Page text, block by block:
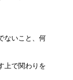
ないこと、何
上で関わりを